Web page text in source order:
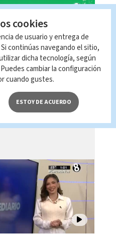
con Paula
2026
cookies
de usuario y entrega de
continúas navegando el sitio,
dicha tecnología, según
Puedes cambiar la configuración
cuando gustes.
ESTOY DE ACUERDO